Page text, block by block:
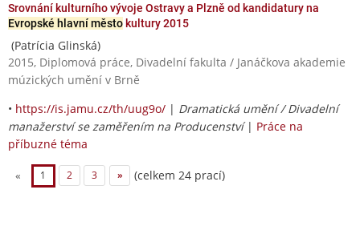
Srovnání kulturního vývoje Ostravy a Plzně od kandidatury na
Evropské hlavní město kultury 2015
(Patrícia Glinská)
2015, Diplomová práce, Divadelní fakulta / Janáčkova akademie
múzických umění v Brně
• https://is.jamu.cz/th/uug9o/ | Dramatická umění / Divadelní
manažerství se zaměřením na Producenství| Práce na
příbuzné téma
« 1 2 3 » (celkem 24 prací)